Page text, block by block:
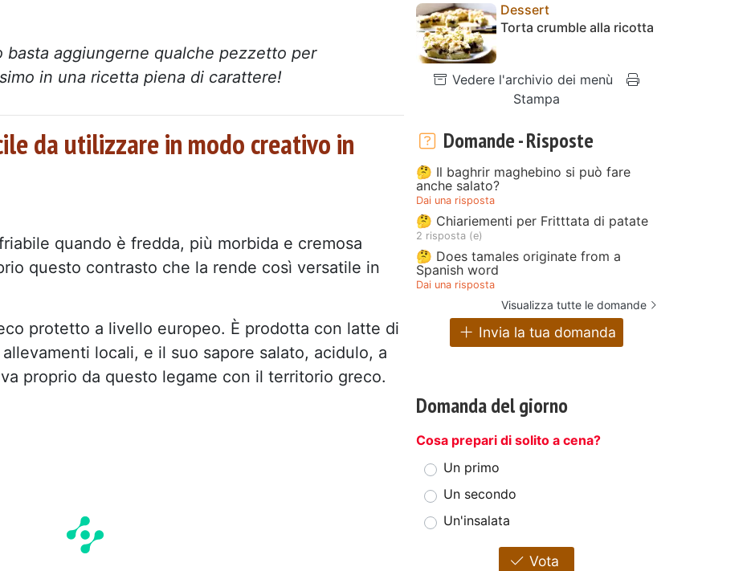
basta aggiungerne qualche pezzetto per
in una ricetta piena di carattere!
da utilizzare in modo creativo in
quando è fredda, più morbida e cremosa
questo contrasto che la rende così versatile in
protetto a livello europeo. È prodotta con latte di
locali, e il suo sapore salato, acidulo, a
proprio da questo legame con il territorio greco.
Dessert
Torta crumble alla ricotta
Vedere l'archivio dei menù
Stampa
Domande - Risposte
🤔 Il baghrir maghebino si può fare
anche salato?
Dai una risposta
🤔 Chiariementi per Fritttata di patate
2 risposta (e)
🤔 Does tamales originate from a
Spanish word
Dai una risposta
Visualizza tutte le domande
Invia la tua domanda
Domanda del giorno
Cosa prepari di solito a cena?
Un primo
Un secondo
Un'insalata
Vota